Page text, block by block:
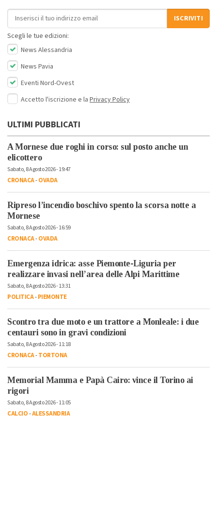
Indirizzo email
ISCRIVITI
Scegli le tue edizioni:
News Alessandria
News Pavia
Eventi Nord-Ovest
Accetto l'iscrizione e la Privacy Policy
ULTIMI PUBBLICATI
A Mornese due roghi in corso: sul posto anche un
elicottero
Sabato, 8 Agosto 2026 - 19:47
CRONACA-OVADA
Ripreso l’incendio boschivo spento la scorsa notte a
Mornese
Sabato, 8 Agosto 2026 - 16:59
CRONACA-OVADA
Emergenza idrica: asse Piemonte-Liguria per
realizzare invasi nell’area delle Alpi Marittime
Sabato, 8 Agosto 2026 - 13:31
POLITICA-PIEMONTE
Scontro tra due moto e un trattore a Monleale: i due
centauri sono in gravi condizioni
Sabato, 8 Agosto 2026 - 11:18
CRONACA-TORTONA
Memorial Mamma e Papà Cairo: vince il Torino ai
rigori
Sabato, 8 Agosto 2026 - 11:05
CALCIO-ALESSANDRIA